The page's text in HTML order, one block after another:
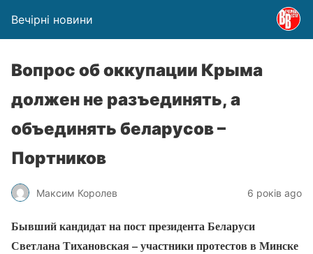
Вечірні новини
Вопрос об оккупации Крыма
должен не разъединять, а
объединять беларусов –
Портников
Максим Королев 6 років ago
Бывший кандидат на пост президента Беларуси
Светлана Тихановская – участники протестов в Минске